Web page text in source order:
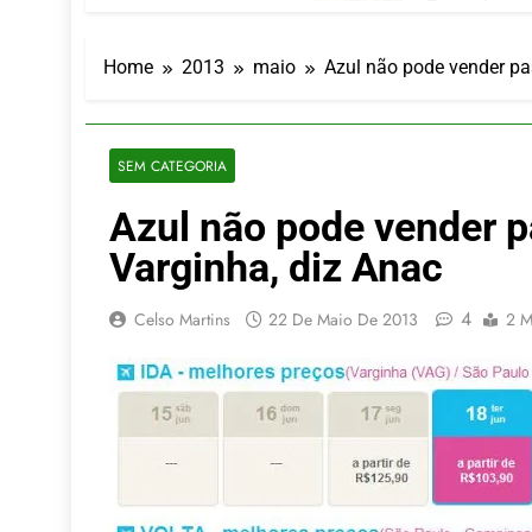
Executivo
LATAM
Azul
Turismo
5 De Agosto De
Toda a
4 De Agosto De
Home 2013 maio Azul não pode vender
SEM CATEGORIA
Azul não pode vender
Varginha, diz Anac
Celso Martins 22 De Maio De 2013 4 2